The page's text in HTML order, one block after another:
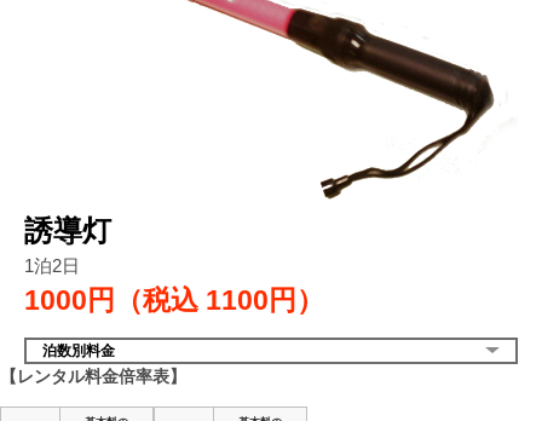
誘導灯
1泊2日
1000円（税込 1100円）
泊数別料金
【レンタル料金倍率表】